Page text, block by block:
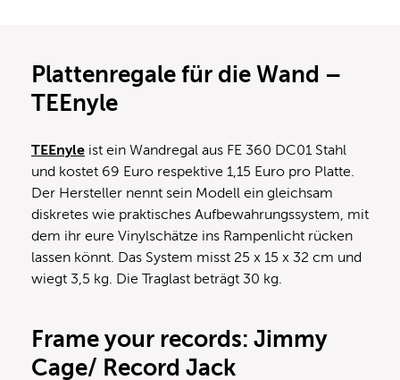
Plattenregale für die Wand –
TEEnyle
TEEnyle ist ein Wandregal aus FE 360 DC01 Stahl
und kostet 69 Euro respektive 1,15 Euro pro Platte.
Der Hersteller nennt sein Modell ein gleichsam
diskretes wie praktisches Aufbewahrungssystem, mit
dem ihr eure Vinylschätze ins Rampenlicht rücken
lassen könnt. Das System misst 25 x 15 x 32 cm und
wiegt 3,5 kg. Die Traglast beträgt 30 kg.
Frame your records: Jimmy
Cage/ Record Jack